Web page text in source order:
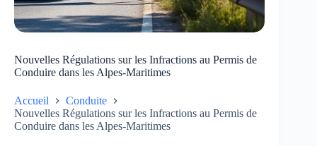
Nouvelles Régulations sur les Infractions au Permis de
Conduire dans les Alpes-Maritimes
Accueil
Conduite
Nouvelles Régulations sur les Infractions au Permis de
Conduire dans les Alpes-Maritimes